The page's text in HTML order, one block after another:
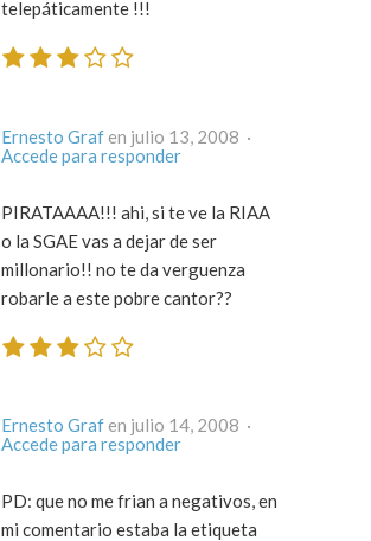
telepáticamente !!!
Ernesto Graf
en julio 13, 2008 ·
Accede para responder
PIRATAAAA!!! ahi, si te ve la RIAA
o la SGAE vas a dejar de ser
millonario!! no te da verguenza
robarle a este pobre cantor??
Ernesto Graf
en julio 14, 2008 ·
Accede para responder
PD: que no me frian a negativos, en
mi comentario estaba la etiqueta